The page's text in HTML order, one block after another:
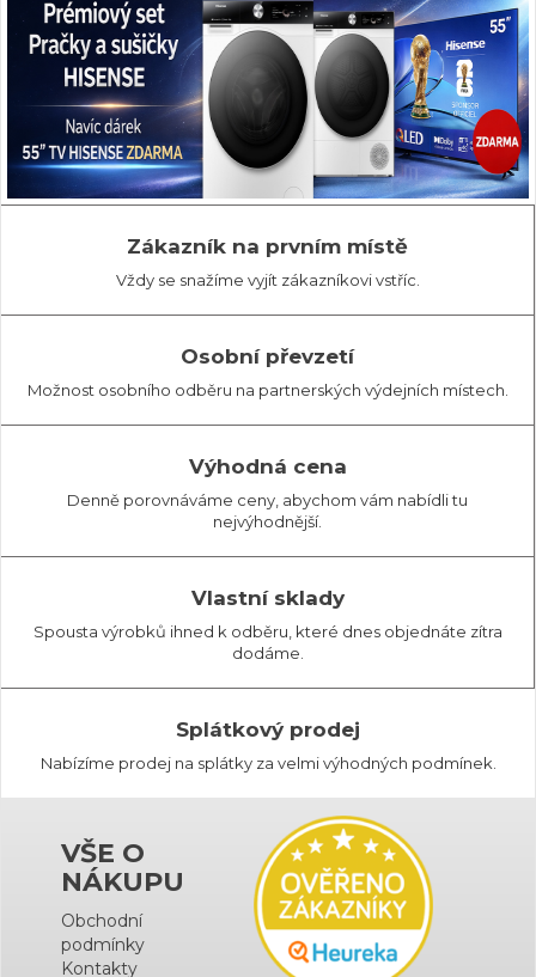
Zákazník na prvním místě
Vždy se snažíme vyjít zákazníkovi vstříc.
Osobní převzetí
Možnost osobního odběru na partnerských výdejních místech.
Výhodná cena
Denně porovnáváme ceny, abychom vám nabídli tu
nejvýhodnější.
Vlastní sklady
Spousta výrobků ihned k odběru, které dnes objednáte zítra
dodáme.
Splátkový prodej
Nabízíme prodej na splátky za velmi výhodných podmínek.
VŠE O
NÁKUPU
Obchodní
podmínky
Kontakty